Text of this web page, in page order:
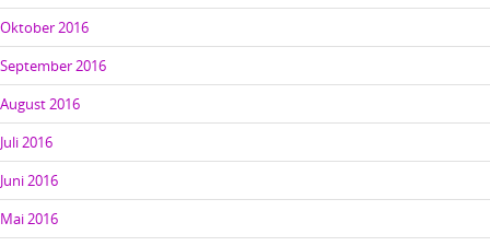
Oktober 2016
September 2016
August 2016
Juli 2016
Juni 2016
Mai 2016